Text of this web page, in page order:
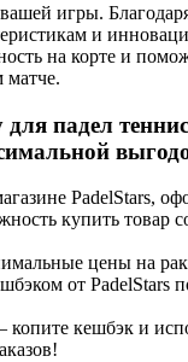
игры.
и
на корте и
матче.
падел
PadelStars,
купить товар
цены на
от PadelStars
кешбэк и